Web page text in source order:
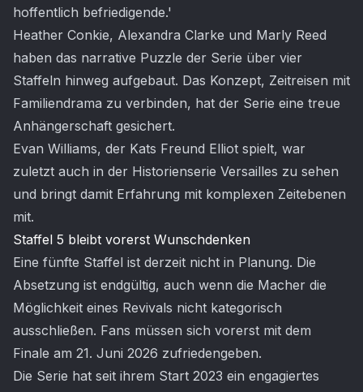
hoffentlich befriedigende.'
Heather Conkie, Alexandra Clarke und Marly Reed
haben das narrative Puzzle der Serie über vier
Staffeln hinweg aufgebaut. Das Konzept, Zeitreisen mit
Familiendrama zu verbinden, hat der Serie eine treue
Anhängerschaft gesichert.
Evan Williams, der Kats Freund Elliot spielt, war
zuletzt auch in der Historienserie Versailles zu sehen
und bringt damit Erfahrung mit komplexen Zeitebenen
mit.
Staffel 5 bleibt vorerst Wunschdenken
Eine fünfte Staffel ist derzeit nicht in Planung. Die
Absetzung ist endgültig, auch wenn die Macher die
Möglichkeit eines Revivals nicht kategorisch
ausschließen. Fans müssen sich vorerst mit dem
Finale am 21. Juni 2026 zufriedengeben.
Die Serie hat seit ihrem Start 2023 ein engagiertes